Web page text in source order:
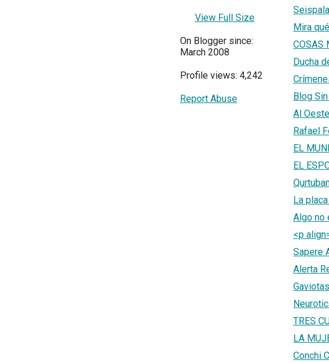
View Full Size
On Blogger since:
March 2008
Profile views: 4,242
Report Abuse
Mira
COSAS
Ducha
Blog
Al
Rafael
EL
EL
La
Algo no
<p
Sapere
Alerta
TRES
LA
Conchi